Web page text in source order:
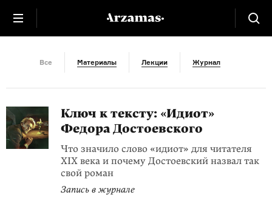
Медицина
Все Материалы Лекции Журнал
Ключ к тексту: «Идиот»
Федора Достоевского
Что значило слово «идиот» для читателя
XIX века и почему Достоевский назвал так
свой роман
Запись в журнале